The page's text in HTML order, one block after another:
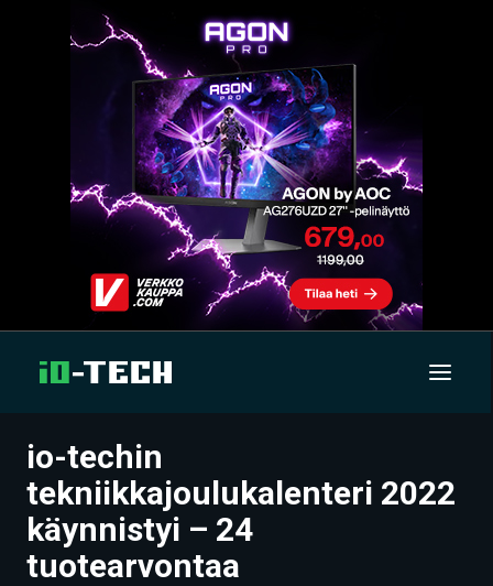
UUTISET
ARTIKKELIT
VIDEOT
io-techin
tekniikkajoulukalenteri 2022
käynnistyi – 24
tuotearvontaa